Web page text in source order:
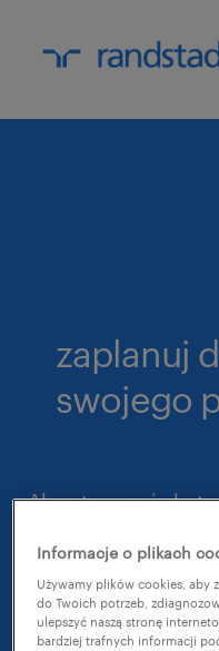
zaplanuj
swojego
Aby stworzyć
konieczne jest
oczekiwań, jakie
każdym etapie ich
Informacje o plikach
Używamy plików cookies, aby
do Twoich potrzeb,
ulepszyć naszą stronę
bardziej trafnych informacji